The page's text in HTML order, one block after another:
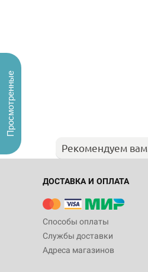
Рекомендуем вам
ДОСТАВКА И ОПЛАТА
Способы оплаты
Службы доставки
Адреса магазинов
Просмотренные